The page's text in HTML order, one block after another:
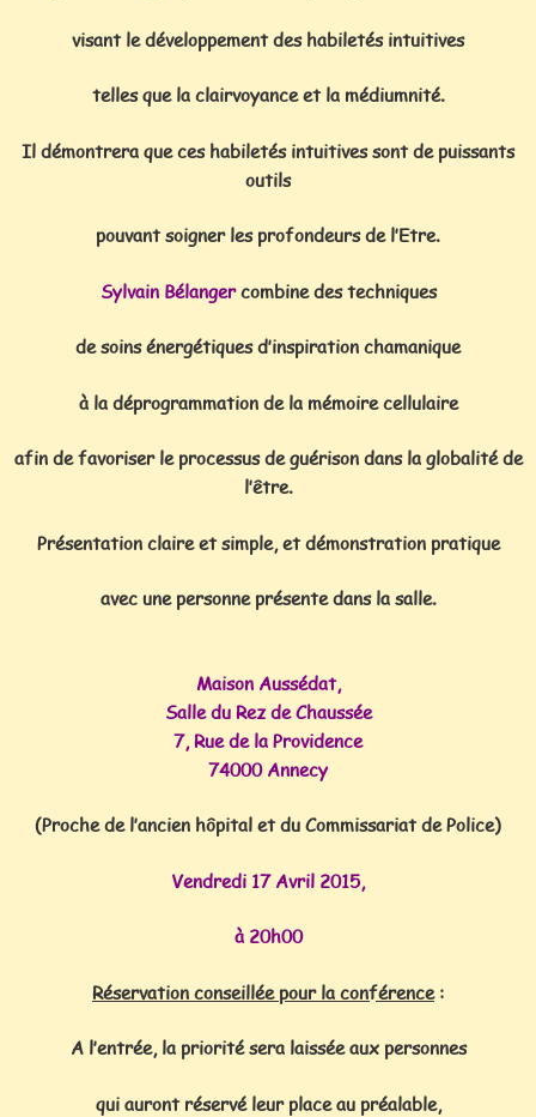
visant le développement des habiletés intuitives
telles que la clairvoyance et la médiumnité.
Il démontrera que ces habiletés intuitives sont de puissants
outils
pouvant soigner les profondeurs de l’Etre.
Sylvain Bélangercombine des techniques
de soins énergétiques d’inspiration chamanique
à la déprogrammation de la mémoire cellulaire
afin de favoriser le processus de guérison dans la globalité de
l’être.
Présentation claire et simple, et démonstration pratique
avec une personne présente dans la salle.
Maison Aussédat,
Salle du Rez de Chaussée
7, Rue de la Providence
74000 Annecy
(Prochede l’ancien hôpital et du Commissariat de Police)
Vendredi 17 Avril 2015,
à 20h00
Réservation conseillée pour la conférence:
A l’entrée, la priorité sera laissée aux personnes
qui auront réservé leur place au préalable,